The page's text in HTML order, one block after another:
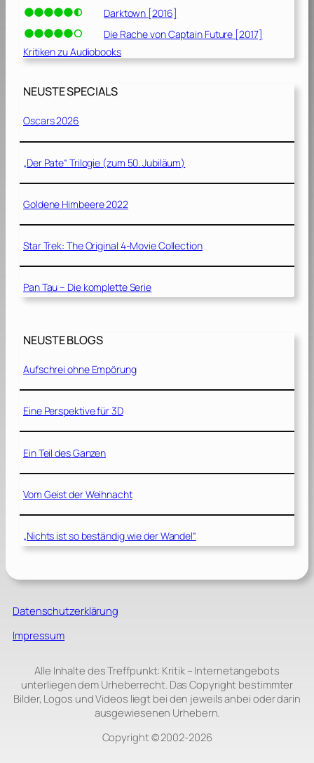
Darktown [2016]
Die Rache von Captain Future [2017]
Kritiken zu Audiobooks
NEUSTE SPECIALS
Oscars 2026
„Der Pate“ Trilogie (zum 50. Jubiläum)
Goldene Himbeere 2022
Star Trek: The Original 4-Movie Collection
Pan Tau – Die komplette Serie
NEUSTE BLOGS
Aufschrei ohne Empörung
Eine Perspektive für 3D
Ein Teil des Ganzen
Vom Geist der Weihnacht
„Nichts ist so beständig wie der Wandel“
Datenschutzerklärung
Impressum
Alle Inhalte des Treffpunkt: Kritik – Internetangebots
unterliegen dem Urheberrecht. Das Copyright bestimmter
Bilder, Logos und Videos liegt bei den jeweils anbei oder darin
ausgewiesenen Urhebern.
Copyright © 2002‑2026